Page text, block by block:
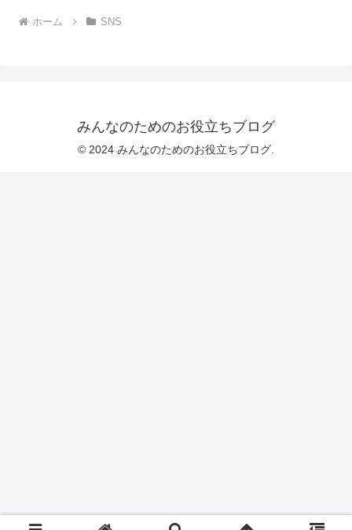
ホーム SNS
みんなのためのお役立ちブログ
© 2024 みんなのためのお役立ちブログ.